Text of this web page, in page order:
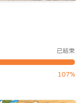
已結束
107%